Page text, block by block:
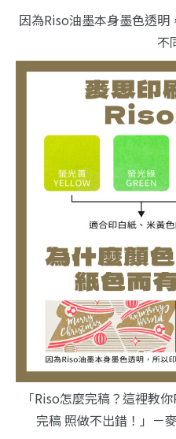
因為Riso油墨本身墨色透
不
「Riso怎麼完稿？這裡
完稿 照做不出錯！」－